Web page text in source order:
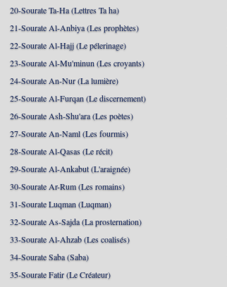
20-Sourate Ta-Ha (Lettres Ta ha)
21-Sourate Al-Anbiya (Les prophètes)
22-Sourate Al-Hajj (Le pélerinage)
23-Sourate Al-Mu'minun (Les croyants)
24-Sourate An-Nur (La lumière)
25-Sourate Al-Furqan (Le discernement)
26-Sourate Ash-Shu'ara (Les poètes)
27-Sourate An-Naml (Les fourmis)
28-Sourate Al-Qasas (Le récit)
29-Sourate Al-Ankabut (L'araignée)
30-Sourate Ar-Rum (Les romains)
31-Sourate Luqman (Luqman)
32-Sourate As-Sajda (La prosternation)
33-Sourate Al-Ahzab (Les coalisés)
34-Sourate Saba (Saba)
35-Sourate Fatir (Le Créateur)